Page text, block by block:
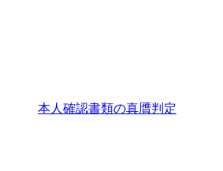
本人確認書類の真贋判定